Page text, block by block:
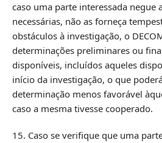
caso uma parte interessada negue
necessárias, não as forneça
obstáculos à investigação, o
determinações preliminares ou
disponíveis, incluídos aqueles
início da investigação, o que
determinação menos favorável
caso a mesma tivesse cooperado.
15. Caso se verifique que uma